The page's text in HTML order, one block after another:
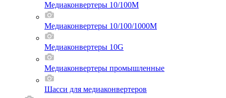
Медиаконвертеры 10/100M
Медиаконвертеры 10/100/1000M
Медиаконвертеры 10G
Медиаконвертеры промышленные
Шасси для мeдиаконвертеров